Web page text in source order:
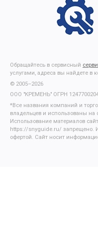
Обращайтесь в сервисный
услугами, адреса вы найдете в
© 2005–2026
ООО "КРЕМЕНЬ" ОГРН
*Все названия компаний и
владельцев и использованы на
Использование материалов
https://snyguide.ru/ запрещено.
офертой. Сайт носит